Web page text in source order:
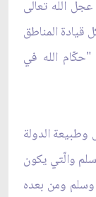
الله تعالى
قيادة المناطق
"حكّام الله في
الدولة
والّتي يكون
وسلم ومن بعده